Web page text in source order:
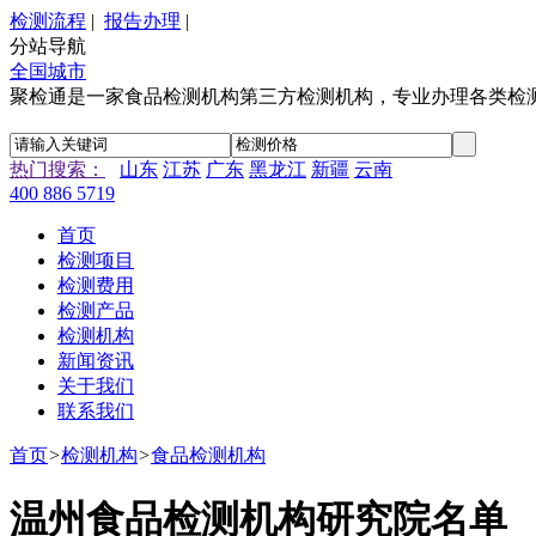
检测流程 | 报告办理 |
分站导航
全国城市
聚检通是一家食品检测机构第三方检测机构，专业办理各类检
热门搜索： 山东 江苏 广东 黑龙江 新疆 云南
400 886 5719
首页
检测项目
检测费用
检测产品
检测机构
新闻资讯
关于我们
联系我们
首页>检测机构>食品检测机构
温州食品检测机构研究院名单